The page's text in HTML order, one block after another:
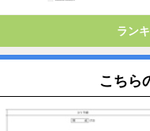
ラン
こちら